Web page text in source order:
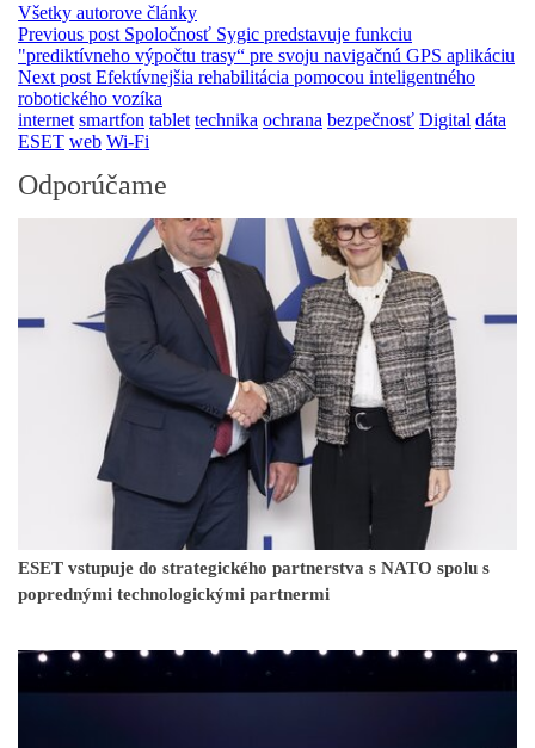
Všetky autorove články
Previous post Spoločnosť Sygic predstavuje funkciu
"prediktívneho výpočtu trasy“ pre svoju navigačnú GPS aplikáciu
Next post Efektívnejšia rehabilitácia pomocou inteligentného
robotického vozíka
internet smartfon tablet technika ochrana bezpečnosť Digital dáta
ESET web Wi-Fi
Odporúčame
ESET vstupuje do strategického partnerstva s NATO spolu s
poprednými technologickými partnermi